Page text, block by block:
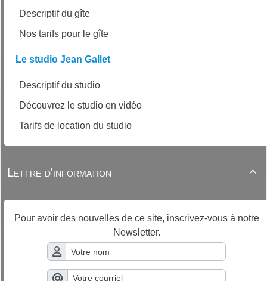
Descriptif du gîte
Nos tarifs pour le gîte
Le studio Jean Gallet
Descriptif du studio
Découvrez le studio en vidéo
Tarifs de location du studio

Lettre d'information
Pour avoir des nouvelles de ce site, inscrivez-vous à notre
Newsletter.